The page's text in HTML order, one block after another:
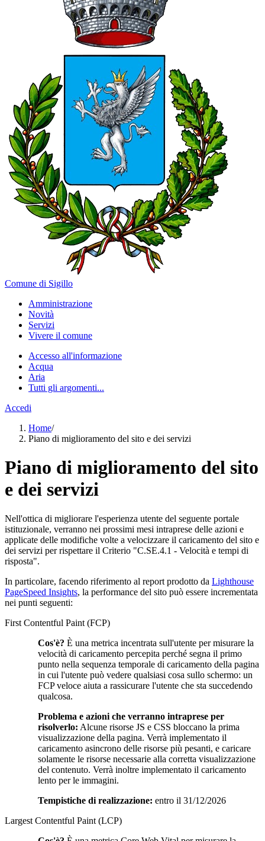
Comune di Sigillo
Amministrazione
Novità
Servizi
Vivere il comune
Accesso all'informazione
Acqua
Aria
Tutti gli argomenti...
Accedi
Home/
Piano di miglioramento del sito e dei servizi
Piano di miglioramento del sito
e dei servizi
Nell'ottica di migliorare l'esperienza utente del seguente portale
istituzionale, verranno nei prossimi mesi intraprese delle azioni e
applicate delle modifiche volte a velocizzare il caricamento del sito e
dei servizi per rispettare il Criterio "C.SE.4.1 - Velocità e tempi di
risposta".
In particolare, facendo riferimento al report prodotto da Lighthouse
PageSpeed Insights, la performance del sito può essere incrementata
nei punti seguenti:
First Contentful Paint (FCP)
Cos'è? È una metrica incentrata sull'utente per misurare la
velocità di caricamento percepita perché segna il primo
punto nella sequenza temporale di caricamento della pagina
in cui l'utente può vedere qualsiasi cosa sullo schermo: un
FCP veloce aiuta a rassicurare l'utente che sta succedendo
qualcosa.
Problema e azioni che verranno intraprese per
risolverlo: Alcune risorse JS e CSS bloccano la prima
visualizzazione della pagina. Verrà implementato il
caricamento asincrono delle risorse più pesanti, e caricare
solamente le risorse necessarie alla corretta visualizzazione
del contenuto. Verrà inoltre implementato il caricamento
lento per le immagini.
Tempistiche di realizzazione: entro il 31/12/2026
Largest Contentful Paint (LCP)